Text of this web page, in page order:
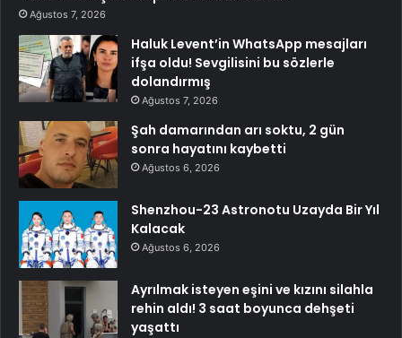
Ağustos 7, 2026
Haluk Levent’in WhatsApp mesajları
ifşa oldu! Sevgilisini bu sözlerle
dolandırmış
Ağustos 7, 2026
Şah damarından arı soktu, 2 gün
sonra hayatını kaybetti
Ağustos 6, 2026
Shenzhou-23 Astronotu Uzayda Bir Yıl
Kalacak
Ağustos 6, 2026
Ayrılmak isteyen eşini ve kızını silahla
rehin aldı! 3 saat boyunca dehşeti
yaşattı